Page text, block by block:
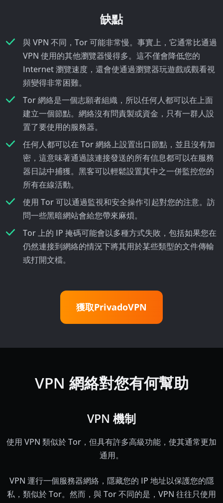
缺點
與 VPN 不同，Tor 可能非常慢。事實上，它通常比通過
VPN 使用的其他瀏覽器慢得多。這不僅會降低您的
Internet 瀏覽速度，還會使通過瀏覽器玩遊戲或觀看視
頻變得非常困難。
Tor 網絡是一個志願者組織，所以任何人都可以在上面
建立一個節點。網絡沒有問責製或資金，只有一群人設
置了要使用的服務器。
任何人都可以在 Tor 網絡上設置出口節點，並且沒有加
密，這意味著通過該連接發送的所有信息都可以在服務
器日誌中捕獲。黑客可以輕鬆設置其中之一併監控您的
所有在線活動。
使用 Tor 可以通過監視和安全操作引起對您的注意。訪
問一些黑暗網站會給您帶來麻煩。
Tor 上的 IP 掩碼可能會以多種方式失敗，包括如果您在
仍然連接到網絡的情況下將其用於某些類型的文件傳輸
或打開文檔。
獲取PrivadoVPN
VPN 網絡對您有何幫助
VPN 機制
使用 VPN 類似於 Tor，但具有許多高級功能，使其通常更加
通用。
VPN 運行一個服務器網絡，隱藏您的 IP 地址以保護您的隱
私，類似於 Tor。然而，與 Tor 不同的是，VPN 往往只使用